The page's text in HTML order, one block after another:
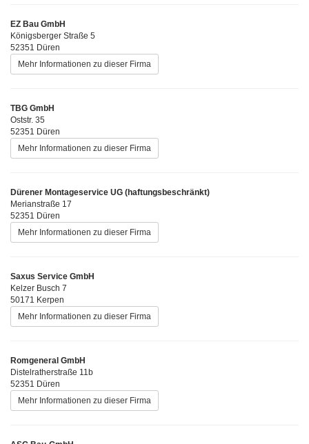
EZ Bau GmbH
Königsberger Straße 5
52351 Düren
Mehr Informationen zu dieser Firma
TBG GmbH
Oststr. 35
52351 Düren
Mehr Informationen zu dieser Firma
Dürener Montageservice UG (haftungsbeschränkt)
Merianstraße 17
52351 Düren
Mehr Informationen zu dieser Firma
Saxus Service GmbH
Kelzer Busch 7
50171 Kerpen
Mehr Informationen zu dieser Firma
Romgeneral GmbH
Distelratherstraße 11b
52351 Düren
Mehr Informationen zu dieser Firma